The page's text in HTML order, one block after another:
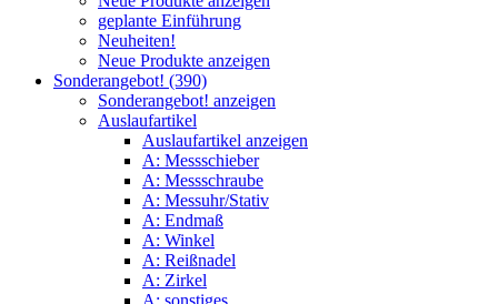
geplante Einführung
Neuheiten!
Neue Produkte anzeigen
Sonderangebot! (390)
Sonderangebot! anzeigen
Auslaufartikel
Auslaufartikel anzeigen
A: Messschieber
A: Messschraube
A: Messuhr/Stativ
A: Endmaß
A: Winkel
A: Reißnadel
A: Zirkel
A: sonstiges